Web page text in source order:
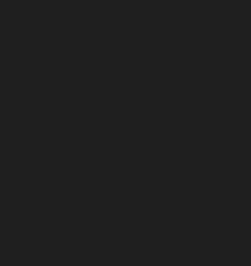
partir du lundi 31 août 2026 en
/ 5000 / 6000